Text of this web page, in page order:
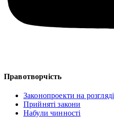
Правотворчість
Законопроекти на розгляді
Прийняті закони
Набули чинності